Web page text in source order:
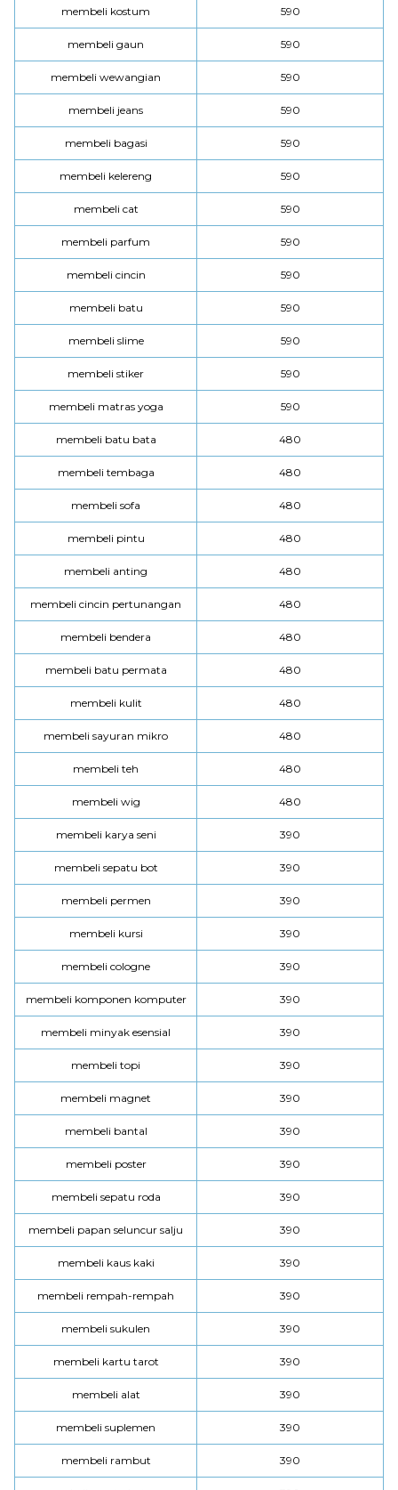
membeli kostum 590
membeli gaun 590
membeli wewangian 590
membeli jeans 590
membeli bagasi 590
membeli kelereng 590
membeli cat 590
membeli parfum 590
membeli cincin 590
membeli batu 590
membeli slime 590
membeli stiker 590
membeli matras yoga 590
membeli batu bata 480
membeli tembaga 480
membeli sofa 480
membeli pintu 480
membeli anting 480
membeli cincin pertunangan 480
membeli bendera 480
membeli batu permata 480
membeli kulit 480
membeli sayuran mikro 480
membeli teh 480
membeli wig 480
membeli karya seni 390
membeli sepatu bot 390
membeli permen 390
membeli kursi 390
membeli cologne 390
membeli komponen komputer 390
membeli minyak esensial 390
membeli topi 390
membeli magnet 390
membeli bantal 390
membeli poster 390
membeli sepatu roda 390
membeli papan seluncur salju 390
membeli kaus kaki 390
membeli rempah-rempah 390
membeli sukulen 390
membeli kartu tarot 390
membeli alat 390
membeli suplemen 390
membeli rambut 390